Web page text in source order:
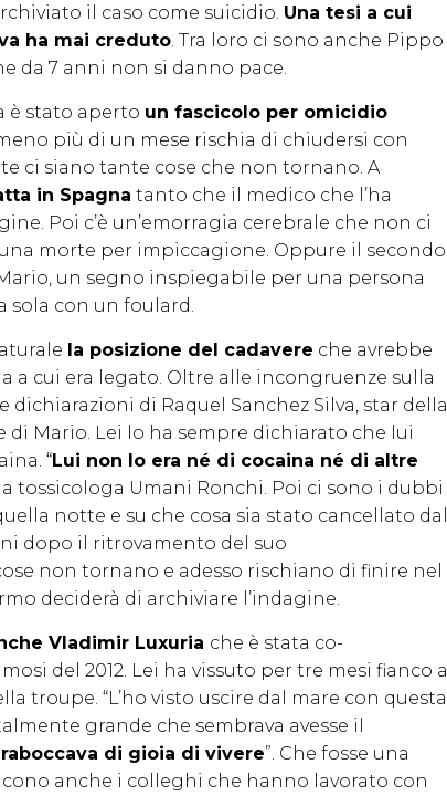
il caso come suicidio. Una tesi a cui
ha mai creduto . Tra loro ci sono anche Pippo
da 7 anni non si danno pace.
è stato aperto un fascicolo per omicidio
meno più di un mese rischia di chiudersi con
ci siano tante cose che non tornano. A
in Spagna tanto che il medico che l’ha
Poi c’è un’emorragia cerebrale che non ci
morte per impiccagione. Oppure il secondo
un segno inspiegabile per una persona
sola con un foulard.
la posizione del cadavere che avrebbe
a cui era legato. Oltre alle incongruenze sulla
dichiarazioni di Raquel Sanchez Silva, star della
Mario. Lei lo ha sempre dichiarato che lui
“Lui non lo era né di cocaina né di altre
tossicologa Umani Ronchi. Poi ci sono i dubbi
notte e su che cosa sia stato cancellato dal
dopo il ritrovamento del suo
non tornano e adesso rischiano di finire nel
deciderà di archiviare l’indagine.
Vladimir Luxuria che è stata co-
del 2012. Lei ha vissuto per tre mesi fianco a
troupe. “L’ho visto uscire dal mare con questa
grande che sembrava avesse il
di gioia di vivere”. Che fosse una
anche i colleghi che hanno lavorato con